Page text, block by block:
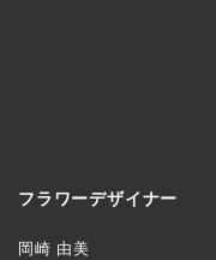
フラワーデザイナー
岡崎 由美